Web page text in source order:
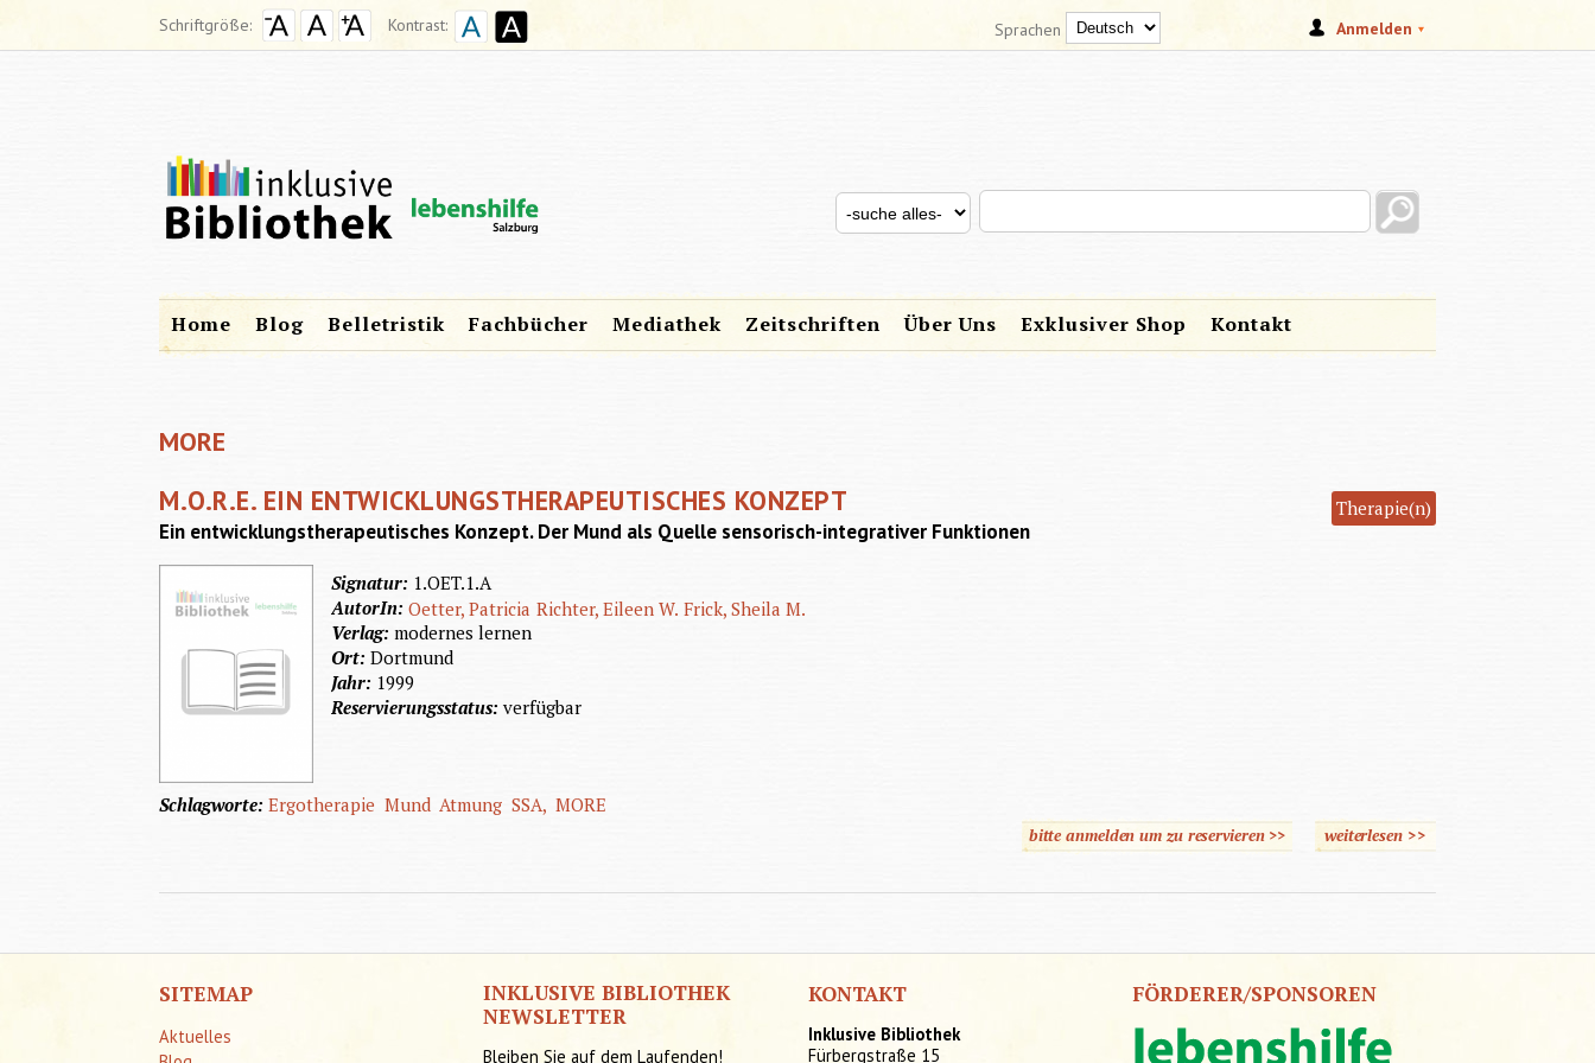
Schriftgröße: Kontrast: Anmelden
Sprachen
SUCHFORMULAR
Search this site
Search for
Home Blog Belletristik Fachbücher Mediathek Zeitschriften Über Uns Exklusiver Shop Kontakt
MORE
M.O.R.E. EIN ENTWICKLUNGSTHERAPEUTISCHES KONZEPT Therapie(n)
Ein entwicklungstherapeutisches Konzept. Der Mund als Quelle sensorisch-integrativer Funktionen
Signatur: 1.OET.1.A
AutorIn:Oetter, Patricia Richter, Eileen W. Frick, Sheila M.
Verlag:modernes lernen
Ort:Dortmund
Jahr: 1999
Reservierungsstatus:verfügbar
Schlagworte:Ergotherapie Mund Atmung SSA, MORE
bitte anmelden um zu reservieren >> weiterlesen>>
SITEMAP
Aktuelles
INKLUSIVE BIBLIOTHEK
NEWSLETTER
Bleiben Sie auf dem Laufenden!
KONTAKT
Inklusive Bibliothek
Fürbergstraße 15
FÖRDERER/SPONSOREN